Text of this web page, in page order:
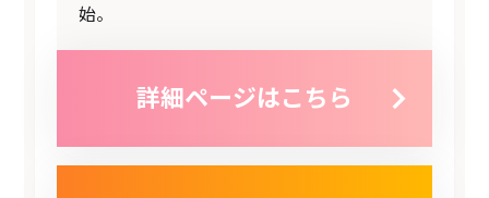
始。
詳細ページはこちら